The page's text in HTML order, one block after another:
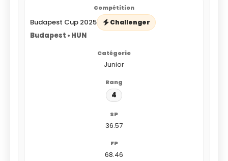
Budapest Cup 2025 Challenger
Budapest • HUN
Junior
4
36.57
68.46